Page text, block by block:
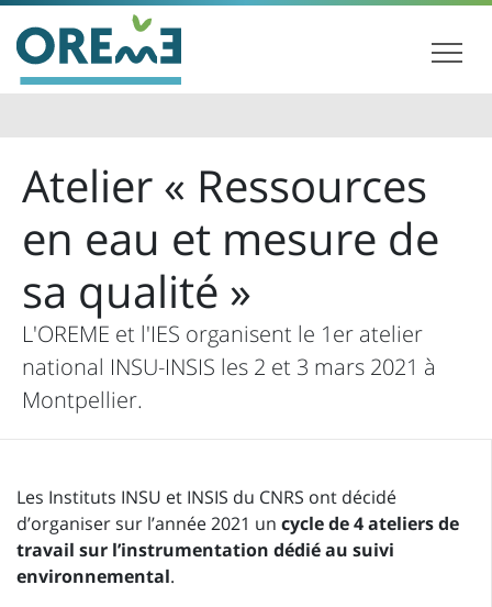
Atelier « Ressources
en eau et mesure de
sa qualité »
L'OREME et l'IES organisent le 1er atelier
national INSU-INSIS les 2 et 3 mars 2021 à
Montpellier.
Les Instituts INSU et INSIS du CNRS ont décidé
d’organiser sur l’année 2021 un cycle de 4 ateliers de
travail sur l’instrumentation dédié au suivi
environnemental.